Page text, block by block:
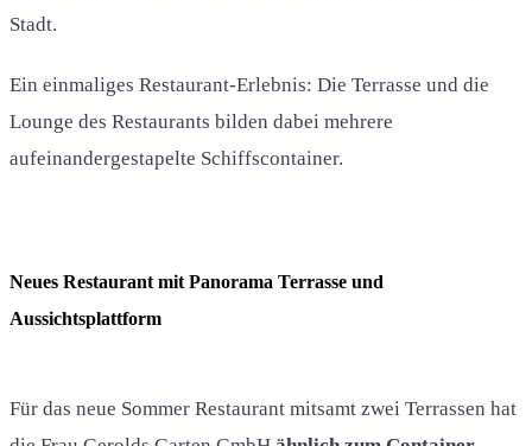
Stadt.
Ein einmaliges Restaurant-Erlebnis: Die Terrasse und die
Lounge des Restaurants bilden dabei mehrere
aufeinandergestapelte Schiffscontainer.
Neues Restaurant mit Panorama Terrasse und
Aussichtsplattform
Für das neue Sommer Restaurant mitsamt zwei Terrassen hat